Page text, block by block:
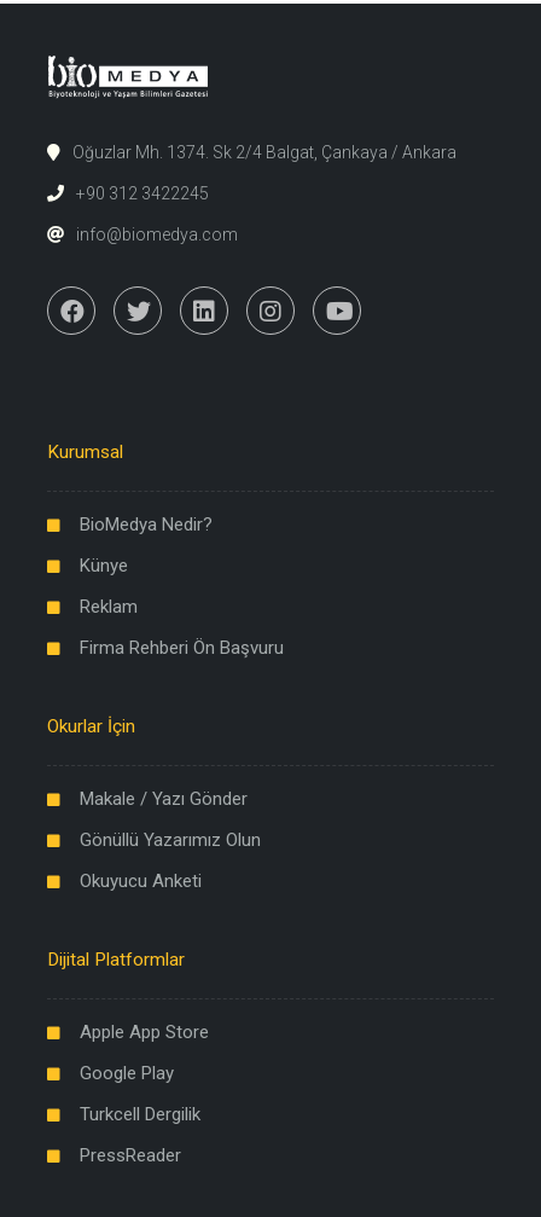
Oğuzlar Mh. 1374. Sk 2/4 Balgat, Çankaya / Ankara
+90 312 3422245
info@biomedya.com
Kurumsal
BioMedya Nedir?
Künye
Reklam
Firma Rehberi Ön Başvuru
Okurlar İçin
Makale / Yazı Gönder
Gönüllü Yazarımız Olun
Okuyucu Anketi
Dijital Platformlar
Apple App Store
Google Play
Turkcell Dergilik
PressReader